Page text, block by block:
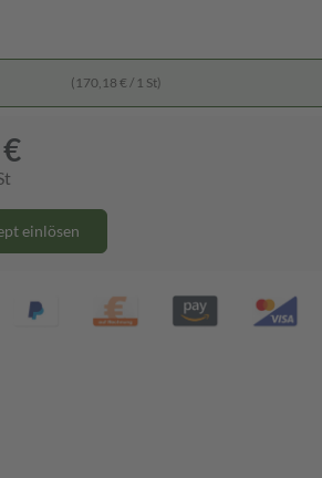
(170,18 € / 1 St)
einlösen